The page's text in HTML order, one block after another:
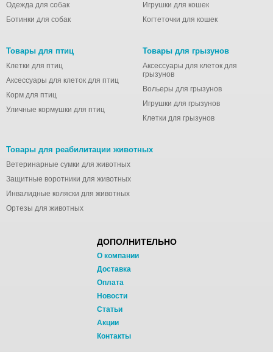
Одежда для собак
Ботинки для собак
Игрушки для кошек
Когтеточки для кошек
Товары для птиц
Клетки для птиц
Аксессуары для клеток для птиц
Корм для птиц
Уличные кормушки для птиц
Товары для грызунов
Аксессуары для клеток для
грызунов
Вольеры для грызунов
Игрушки для грызунов
Клетки для грызунов
Товары для реабилитации животных
Ветеринарные сумки для животных
Защитные воротники для животных
Инвалидные коляски для животных
Ортезы для животных
ДОПОЛНИТЕЛЬНО
О компании
Доставка
Оплата
Новости
Статьи
Акции
Контакты